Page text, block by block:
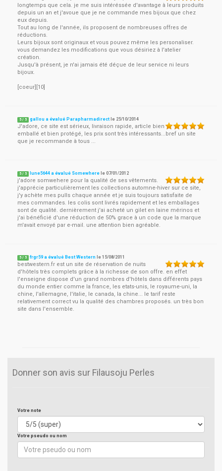
longtemps que cela. je me suis intéréssée d'avantage à leurs produits
depuis un an et j'avoue que je ne commande mes bijoux que chez
eux depuis.
Tout au long de l'année, ils proposent de nombreuses offres de
réductions.
Leurs bijoux sont originaux et vous pouvez même les personaliser.
vous demandez les modifications que vous désiriez à l'atelier
création.
Jusqu'à présent, je n'ai jamais été déçue de leur service ni leurs
bijoux.
[coeur][10]
5 / 5 gallou a évalué Parapharmadirect le 25/10/2014
J'adore, ce site est sérieux, livraison rapide, article bien
emballé et bien protégé, les prix sont très intéressants...bref un site
que je recommande à tous ...
5 / 5 lune5644 a évalué Somewhere le07/01/2012
j'adore somwehere pour la qualité de ses vêtements.
j'apprécie particulièrement les collections automne-hiver sur ce site,
j'y achète mes pulls chaque année et je suis toujours satisfaite de
mes commandes. les colis sont livrés rapidement et les emballages
sont de qualité. dernièrement j'ai acheté un gilet en laine mérinos et
j'ai bénéficié d'une réduction de 50% grace à un code que la marque
m'avait envoyé par e-mail. une attention bien agréable.
5 / 5 frgr59 a évalué Best Western le15/08/2011
bestwestern.fr est un site de réservation de nuits
d'hôtels très complets grâce à la richesse de son offre. en effet
l'enseigne dispose d'un grand nombres d'hôtels dans différents pays
du monde entier comme la france, les etats-unis, le royaume-uni, la
chine, l'allemagne, l'italie, le canada, la chine... le tarif reste
relativement correct vu la qualité des chambres proposés. un très bon
site dans l'ensemble.
Donner son avis sur Filausoju Perles
Votre note
Votre pseudo ou nom